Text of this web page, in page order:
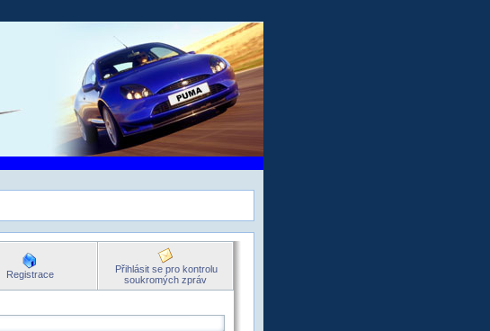
Registrace
Přihlásit se pro kontrolu
soukromých zpráv